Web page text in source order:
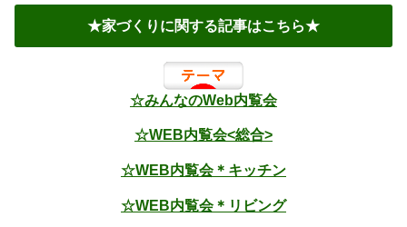
★家づくりに関する記事はこちら★
☆みんなのWeb内覧会
☆WEB内覧会<総合>
☆WEB内覧会＊キッチン
☆WEB内覧会＊リビング